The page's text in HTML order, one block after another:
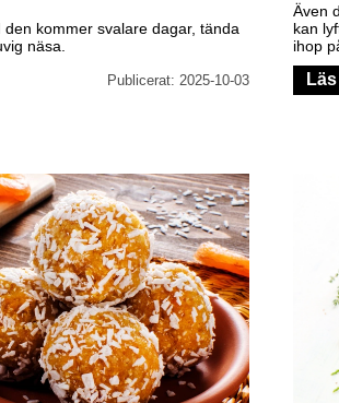
kommer svalare dagar, tända
näsa.
Publicerat: 2025-10-03
Även
kan
ihop